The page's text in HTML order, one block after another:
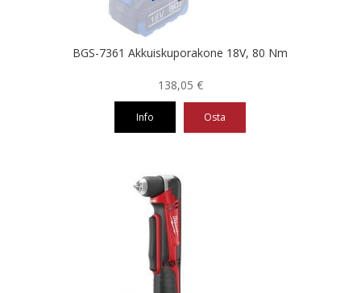
BGS-7361 Akkuiskuporakone 18V, 80 Nm
138,05 €
Info Osta